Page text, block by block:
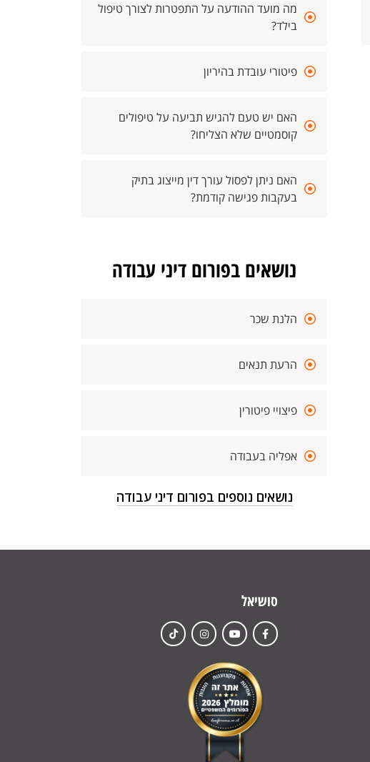
מה מועד ההודעה על התפטרות לצורך טיפול
בילד?
פיטורי עובדת בהיריון
האם יש טעם להגיש תביעה על טיפולים
קוסמטיים שלא הצליחו?
האם ניתן לפסול עורך דין מייצוג בתיק
בעקבות פגישה קודמת?
נושאים בפורום דיני עבודה
הלנת שכר
הרעת תנאים
פיצויי פיטורין
אפליה בעבודה
נושאים נוספים בפורום דיני עבודה
סושיאל